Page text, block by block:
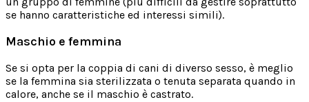
se hanno caratteristiche ed interessi simili).
Maschio e femmina
Se si opta per la coppia di cani di diverso sesso, è meglio
se la femmina sia sterilizzata o tenuta separata quando in
calore, anche se il maschio è castrato.